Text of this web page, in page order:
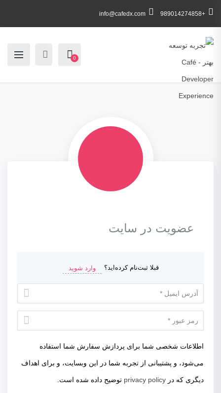
+989014274858
info@cafedx.com
0
عضویت در سایت
قبلا ثبت‌نام کرده‌اید؟ وارد شوید
اطلاعات شخصی شما برای پردازش سفارش شما استفاده
می‌شود، و پشتیبانی از تجربه شما در این وبسایت، و برای اهداف
دیگری که در privacy policy توضیح داده شده است.